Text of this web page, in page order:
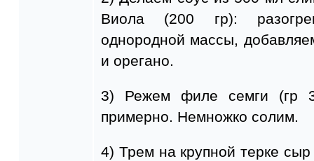
Виола (200 гр):
однородной массы,
и орегано.
3) Режем филе семги (гр
примерно. Немножко солим.
4) Трем на крупной терке